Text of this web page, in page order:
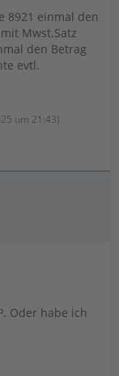
8921 einmal den
Mwst.Satz
den Betrag
evtl.
um 21:43)
Oder habe ich